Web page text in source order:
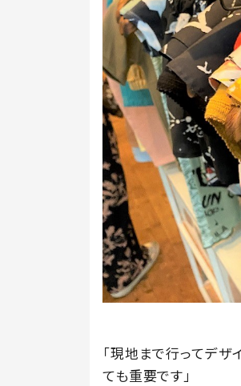
「現地まで行ってデ
ても重要です」